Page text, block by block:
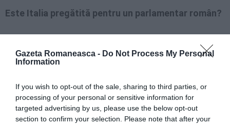
Gazeta Romaneasca - Do Not Process My Personal
Information
If you wish to opt-out of the sale, sharing to third parties, or
processing of your personal or sensitive information for
targeted advertising by us, please use the below opt-out
section to confirm your selection. Please note that after your
Este Italia pregătită pentru un parlamentar român?
candidaţi originari din alte ţări. Este o bătălie pe care
ascultată mai mult de partidul meu faţă de trecut.
Ideea unei noi Italii şi a unei noi clase conducătoare
trebuie să prevadă şi noi cetăţeni în parlament, nu